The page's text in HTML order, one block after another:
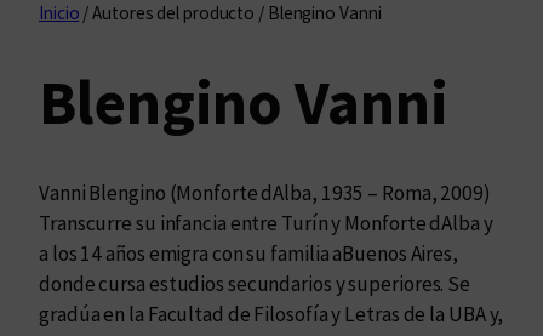
s
a
Inicio / Autores del producto / Blengino Vanni
Blengino Vanni
Vanni Blengino (Monforte dAlba, 1935 – Roma, 2009)
Transcurre su infancia entre Turín y Monforte dAlba y
a los 14 años emigra con su familia aBuenos Aires,
donde cursa estudios secundarios y superiores. Se
gradúa en la Facultad de Filosofía y Letras de la UBA y,